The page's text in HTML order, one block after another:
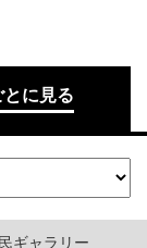
とに見る
ギャラリー